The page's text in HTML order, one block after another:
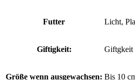
Futter Licht,
Giftigkeit: Giftgkeit
Größe wenn ausgewachsen: Bis 10